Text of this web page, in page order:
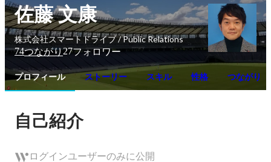
佐藤 文康
株式会社スマートドライブ / Public Relations
74つながり27フォロワー
プロフィール ストーリー スキル 性格 つながり
自己紹介
ログインユーザーのみに公開